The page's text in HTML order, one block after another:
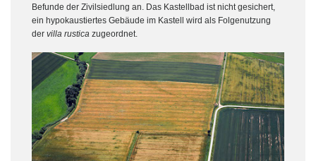
Befunde der Zivilsiedlung an. Das Kastellbad ist nicht gesichert,
ein hypokaustiertes Gebäude im Kastell wird als Folgenutzung
der villa rustica zugeordnet.